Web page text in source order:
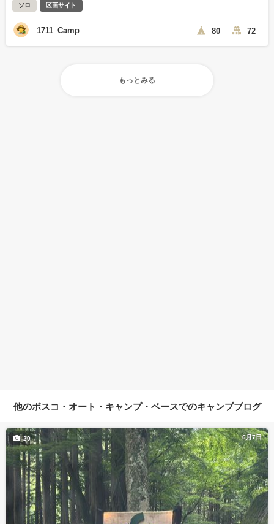
ソロ 区画サイト
1711_Camp 80 72
もっとみる
他のボスコ・オート・キャンプ・ベースでのキャンプブログ
6月7日
20